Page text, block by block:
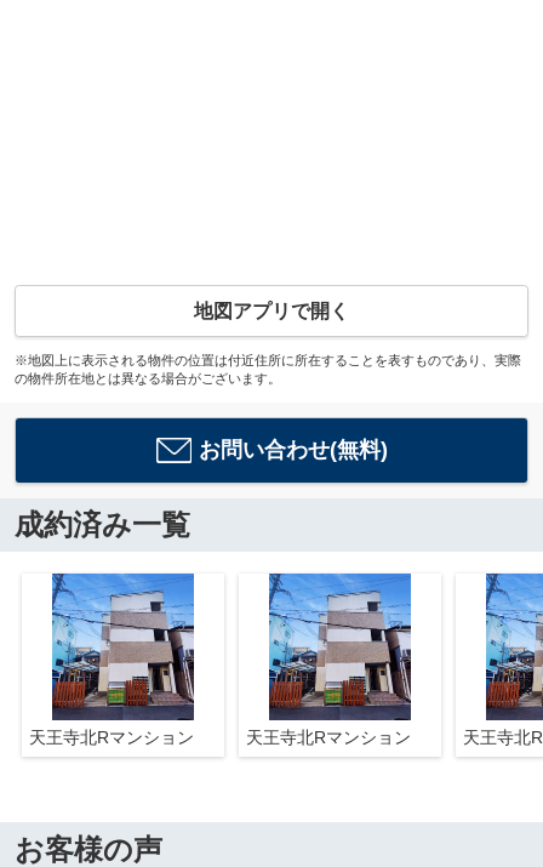
地図アプリで開く
※地図上に表示される物件の位置は付近住所に所在することを表すものであり、実際
の物件所在地とは異なる場合がございます。
お問い合わせ(無料)
成約済み一覧
天王寺北Rマンション 天王寺北Rマンション 天王寺北
お客様の声